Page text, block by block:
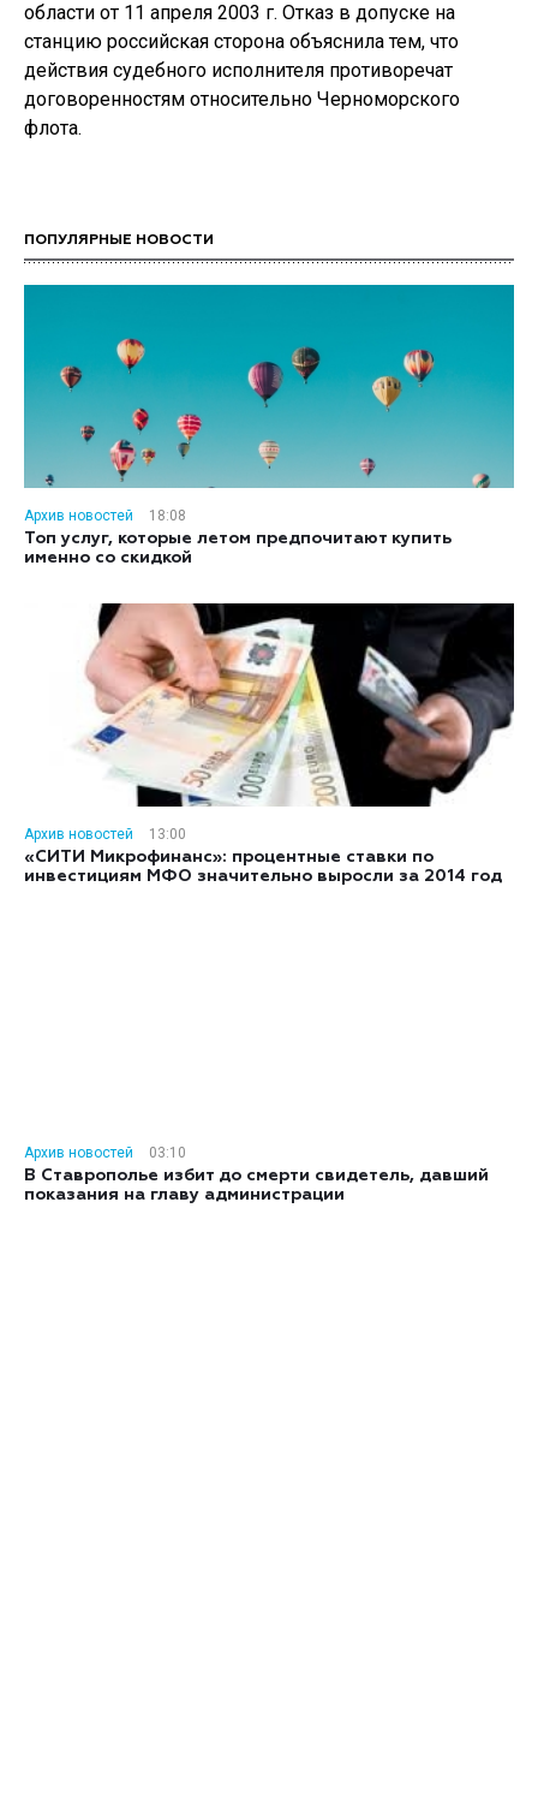
области от 11 апреля 2003 г. Отказ в допуске на
станцию российская сторона объяснила тем, что
действия судебного исполнителя противоречат
договоренностям относительно Черноморского
флота.
ПОПУЛЯРНЫЕ НОВОСТИ
Архив новостей
18:08
Топ услуг, которые летом предпочитают купить
именно со скидкой
Архив новостей
13:00
«СИТИ Микрофинанс»: процентные ставки по
инвестициям МФО значительно выросли за 2014 год
Архив новостей
03:10
В Ставрополье избит до смерти свидетель, давший
показания на главу администрации